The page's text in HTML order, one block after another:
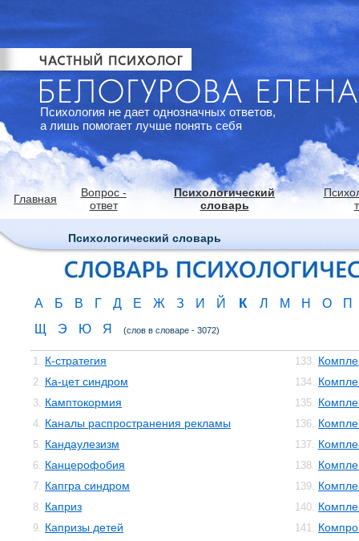
Психология не дает однозначных ответов,
а лишь помогает лучше понять себя
Главная
Вопрос -
ответ
Психологический
словарь
Психологический словарь
А Б В Г Д Е Ж З И Й К Л М Н О
П
Щ
Э Ю Я (слов в словаре - 3072)
1. К-стратегия
2. Ка-цет синдром
3. Камптокормия
4. Каналы распространения рекламы
5. Кандаулезизм
6. Канцерофобия
7. Капгра синдром
8. Каприз
9. Капризы детей
133.
134.
135.
136.
137.
138.
139.
140.
141.